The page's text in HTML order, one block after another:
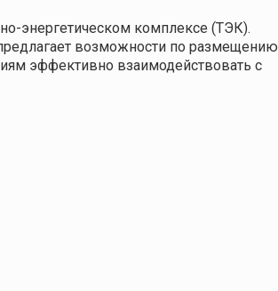
энергетическом комплексе (ТЭК).
возможности по размещению
эффективно взаимодействовать с